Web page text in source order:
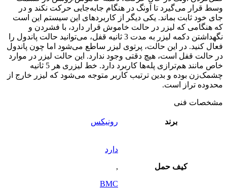
وسط قرار می‌گیرد تا آونگ در هنگام جابه‌جایی حرکت نکند و در
جای خود ثابت بماند. یکی دیگر از کاربردهای این سیستم این است
که هنگامی که لیزر در حالت خاموش قرار دارد، با فشردن و
نگهداشتن دکمه لیزر به مدت 3 ثانیه قفل، می‌توانید حالت پاندول را
فعال کنید. در این حالت، پرتوی لیزر ساطع می‌شود اما چون پاندول
در حالت قفل است، هیچ دقتی وجود ندارد. این حالت لیزر در موارد
خاص مانند هم‌ترازی پله‌ها کاربرد دارد. خط لیزری هر 5 ثانیه
چشمک‌زن بوده و بدین ترتیب کاربر متوجه می‌شود که لیزر خارج از
محدوده تراز است.
مشخصات فنی
برند رونیکس
کیف حمل
دارد
,
BMC